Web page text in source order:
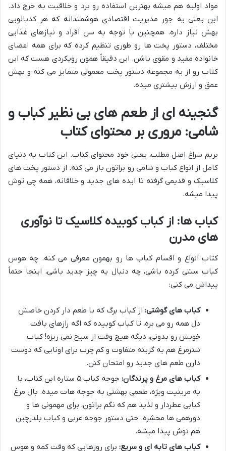
مواد اولیه هم میشه بهترین استفاده رو برد و خلاقیت به خرج داد.
این یعنی یه جور مدیریت اقتصادی هوشمندانه که هر کدبانویی
بهش نیاز داره. همچنین با توجه به سن افراد و نیازهای غذایی
مختلف، دستور پخت ها رو طوری تنظیم کرده که برای همه اعضای
خانواده مفید و مقوی باشن. این دقیقاً همون رویکردی هست که این
کتاب رو از یه مجموعه دستور پخت معمولی متمایز می کنه و بهش
عمق و ارزش بیشتری میده.
گنجینه ای از طعم های بی نظیر کباب و
شامی: مروری بر محتوای کتاب
بریم سراغ اصل مطلب، یعنی خود محتوای کتاب. این کتاب یه دنیای
کامل از انواع کباب و شامی رو براتون باز می کنه. از دستور پخت های
کلاسیک و قدیمی گرفته تا ایده های جدید و خلاقانه، همه چی توش
پیدا میشه.
کباب ها: از کباب کوبیده کلاسیک تا نوآوری
های مدرن
کتاب انواع و اقسام کباب ها رو بهمون معرفی می کنه. چه هوس
کباب سنتی کرده باشی، چه دنبال یه چیز جدید باشی، اینجا حتماً
پیداش می کنی:
کباب های گوشتی: از کباب برگ که با طعم دار کردن خاصش
دل همه رو می بره، تا کباب کوبیده که اگه رازهای بافت
خوبش رو بدونی، دیگه هیچ وقت از سیخ نمی ریزه! کباب
شترمرغ هم یه گزینه متفاوت و کم چرب برای اونایی که دوست
دارن طعم های جدید رو امتحان کنن.
کباب های مرغ و پرندگان:
جوجه کباب ۵ ستاره این کتاب، با
یه مرینیت ویژه، طعمی بهشتی به جوجه هات میده. بال مرغ
کبابی عطردار و لذیذ هم که نگم براتون، برای مهمونی ها و
دورهمی ها محشره. حتی دستور جوجه عربی و کباب بلدرچین
هم توش پیدا میشه.
کباب های تابه ای و سریع: برای روزهایی که وقت کمه و هوس